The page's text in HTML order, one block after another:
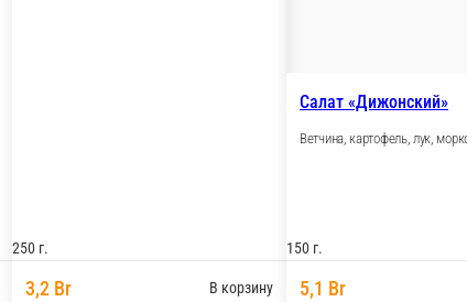
250 г.
3,2 Br В корзину
Салат «Дижонский»
Ветчина, картофель, лук,
150 г.
5,1 Br